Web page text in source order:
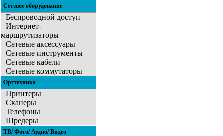
Сетевое оборудование
Беспроводной доступ
Интернет-
маршрутизаторы
Сетевые аксессуары
Сетевые инструменты
Сетевые кабели
Сетевые коммутаторы
Оргтехника
Принтеры
Сканеры
Телефоны
Шредеры
ТВ/ Фото/ Аудио/ Видео